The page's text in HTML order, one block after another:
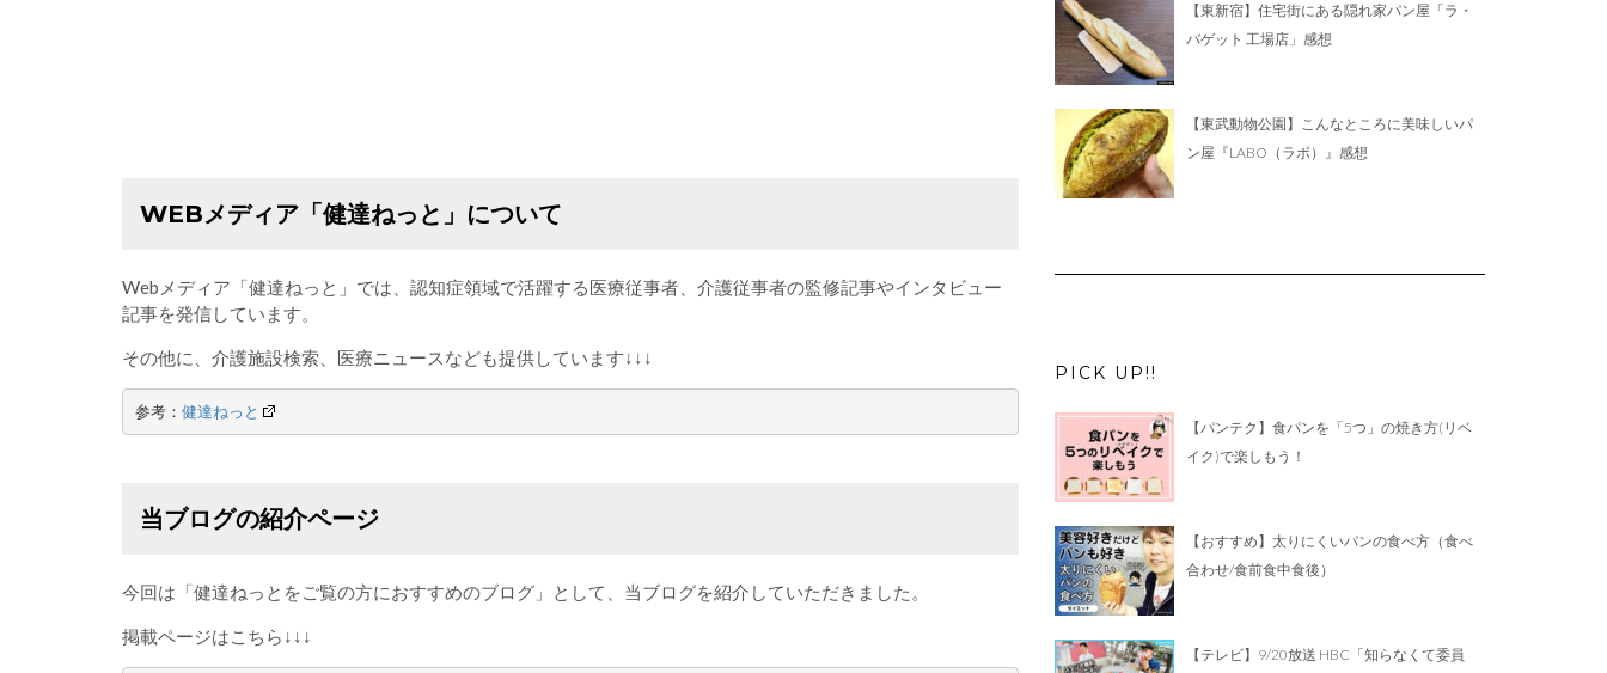
WEBメディア「健達ねっと」について
Webメディア「健達ねっと」では、認知症領域で活躍する医療従事者、介護従事者の監修記事やインタビュー
記事を発信しています。
その他に、介護施設検索、医療ニュースなども提供しています↓↓↓
参考： 健達ねっと
当ブログの紹介ページ
今回は「健達ねっとをご覧の方におすすめのブログ」として、当ブログを紹介していただきました。
掲載ページはこちら↓↓↓
【東新宿】住宅街にある隠れ家パン屋「ラ・
バゲット 工場店」感想
【東武動物公園】こんなところに美味しいパ
ン屋『LABO（ラボ）』感想
PICK UP!!
【パンテク】食パンを「5つ」の焼き方(リベ
イク)で楽しもう！
【おすすめ】太りにくいパンの食べ方（食べ
合わせ/食前食中食後）
【テレビ】9/20放送 HBC「知らなくて委員